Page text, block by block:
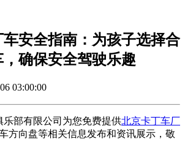
车安全指南：为孩子选择合
确保安全驾驶乐趣
03:00:00
乐部有限公司为您免费提供北京卡丁车厂
方向盘等相关信息发布和资讯展示，敬